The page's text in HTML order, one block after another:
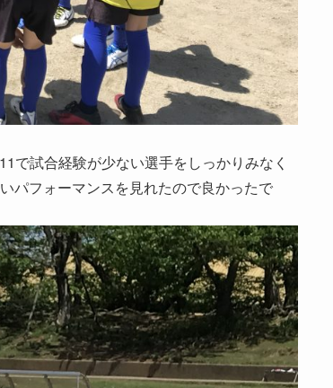
で試合経験が少ない選手をしっかりみなく
パフォーマンスを見れたので良かったで